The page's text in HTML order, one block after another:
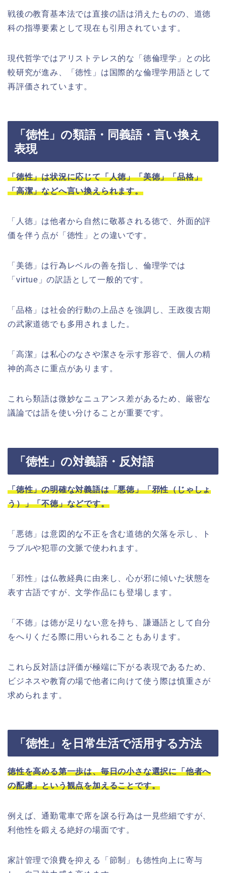
戦後の教育基本法では直接の語は消えたものの、道徳
科の指導要素として現在も引用されています。
現代哲学ではアリストテレス的な「徳倫理学」との比
較研究が進み、「徳性」は国際的な倫理学用語として
再評価されています。
「徳性」の類語・同義語・言い換え
表現
「徳性」は状況に応じて「人徳」「美徳」「品格」
「高潔」などへ言い換えられます。
「人徳」は他者から自然に敬慕される徳で、外面的評
価を伴う点が「徳性」との違いです。
「美徳」は行為レベルの善を指し、倫理学では
「virtue」の訳語として一般的です。
「品格」は社会的行動の上品さを強調し、王政復古期
の武家道徳でも多用されました。
「高潔」は私心のなさや潔さを示す形容で、個人の精
神的高さに重点があります。
これら類語は微妙なニュアンス差があるため、厳密な
議論では語を使い分けることが重要です。
「徳性」の対義語・反対語
「徳性」の明確な対義語は「悪徳」「邪性（じゃしょ
う）」「不徳」などです。
「悪徳」は意図的な不正を含む道徳的欠落を示し、ト
ラブルや犯罪の文脈で使われます。
「邪性」は仏教経典に由来し、心が邪に傾いた状態を
表す古語ですが、文学作品にも登場します。
「不徳」は徳が足りない意を持ち、謙遜語として自分
をへりくだる際に用いられることもあります。
これら反対語は評価が極端に下がる表現であるため、
ビジネスや教育の場で他者に向けて使う際は慎重さが
求められます。
「徳性」を日常生活で活用する方法
徳性を高める第一歩は、毎日の小さな選択に「他者へ
の配慮」という観点を加えることです。
例えば、通勤電車で席を譲る行為は一見些細ですが、
利他性を鍛える絶好の場面です。
家計管理で浪費を抑える「節制」も徳性向上に寄与